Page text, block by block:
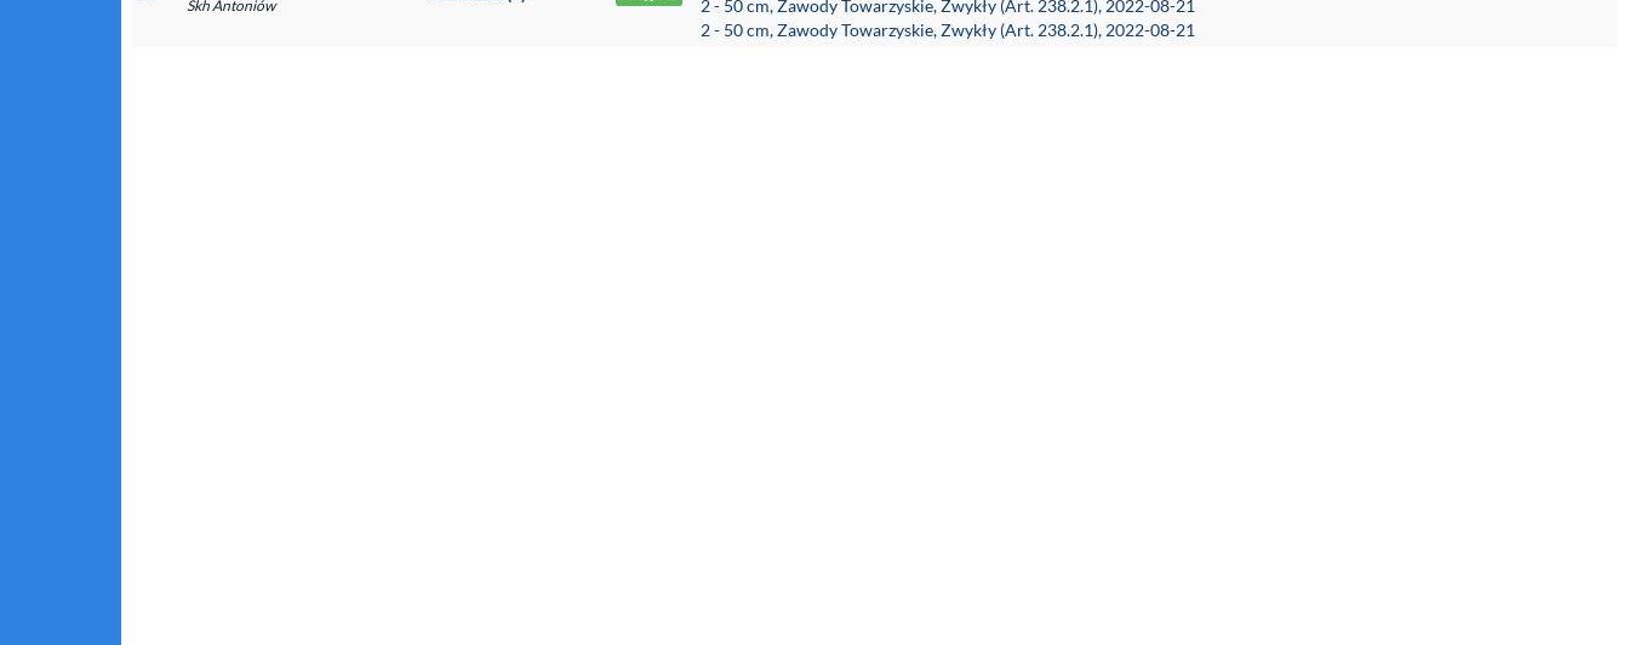
Skh Antoniów
2 - 50 cm, Zawody Towarzyskie, Zwykły (Art. 238.2.1), 2022-08-21
2 - 50 cm, Zawody Towarzyskie, Zwykły (Art. 238.2.1), 2022-08-21